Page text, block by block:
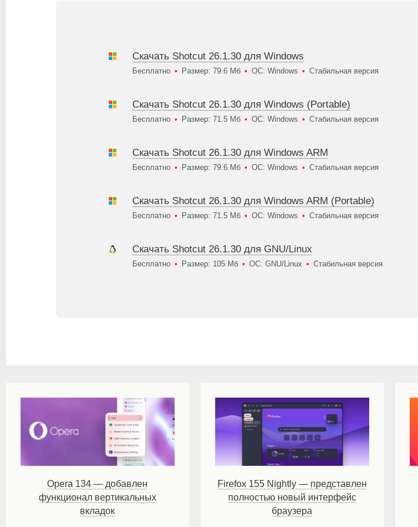
Скачать Shotcut 26.1.30 для Windows
Бесплатно • Размер: 79.6 Мб • ОС: Windows • Стабильная версия
Скачать Shotcut 26.1.30 для Windows (Portable)
Бесплатно • Размер: 71.5 Мб • ОС: Windows • Стабильная версия
Скачать Shotcut 26.1.30 для Windows ARM
Бесплатно • Размер: 79.6 Мб • ОС: Windows • Стабильная версия
Скачать Shotcut 26.1.30 для Windows ARM (Portable)
Бесплатно • Размер: 71.5 Мб • ОС: Windows • Стабильная версия
Скачать Shotcut 26.1.30 для GNU/Linux
Бесплатно • Размер: 105 Мб • ОС: GNU/Linux • Стабильная версия
Opera 134 — добавлен
функционал вертикальных
вкладок
Firefox 155 Nightly — представлен
полностью новый интерфейс
браузера